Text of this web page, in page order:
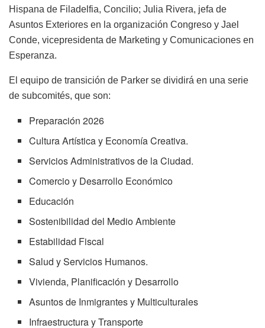
Hispana de Filadelfia, Concilio; Julia Rivera, jefa de
Asuntos Exteriores en la organización Congreso y Jael
Conde, vicepresidenta de Marketing y Comunicaciones en
Esperanza.
El equipo de transición de Parker se dividirá en una serie
de subcomités, que son:
Preparación 2026
Cultura Artística y Economía Creativa.
Servicios Administrativos de la Ciudad.
Comercio y Desarrollo Económico
Educación
Sostenibilidad del Medio Ambiente
Estabilidad Fiscal
Salud y Servicios Humanos.
Vivienda, Planificación y Desarrollo
Asuntos de Inmigrantes y Multiculturales
Infraestructura y Transporte